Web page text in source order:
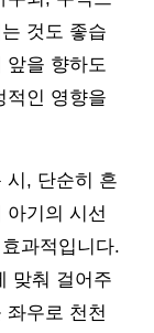
것도 좋습
앞을 향하도
적인 영향을
시, 단순히 흔
아기의 시선
과적입니다.
맞춰 걸어주
좌우로 천천